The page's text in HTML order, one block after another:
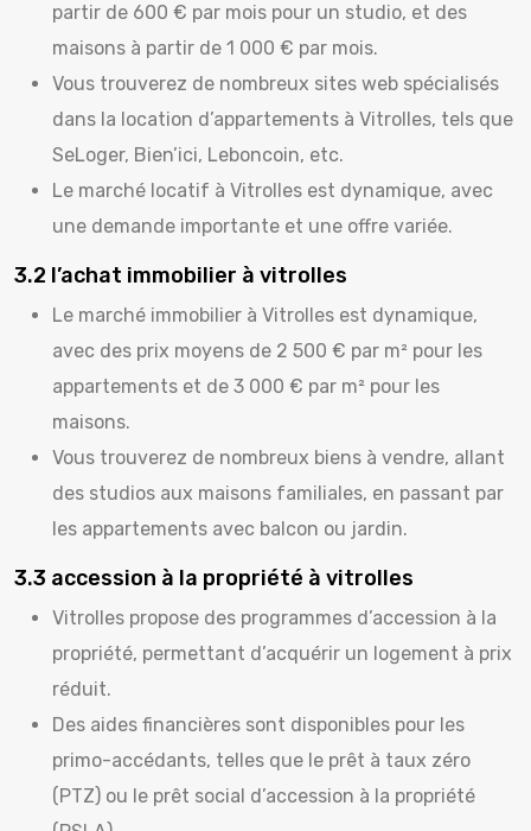
partir de 600 € par mois pour un studio, et des
maisons à partir de 1 000 € par mois.
Vous trouverez de nombreux sites web spécialisés
dans la location d’appartements à Vitrolles, tels que
SeLoger, Bien’ici, Leboncoin, etc.
Le marché locatif à Vitrolles est dynamique, avec
une demande importante et une offre variée.
3.2 l’achat immobilier à vitrolles
Le marché immobilier à Vitrolles est dynamique,
avec des prix moyens de 2 500 € par m² pour les
appartements et de 3 000 € par m² pour les
maisons.
Vous trouverez de nombreux biens à vendre, allant
des studios aux maisons familiales, en passant par
les appartements avec balcon ou jardin.
3.3 accession à la propriété à vitrolles
Vitrolles propose des programmes d’accession à la
propriété, permettant d’acquérir un logement à prix
réduit.
Des aides financières sont disponibles pour les
primo-accédants, telles que le prêt à taux zéro
(PTZ) ou le prêt social d’accession à la propriété